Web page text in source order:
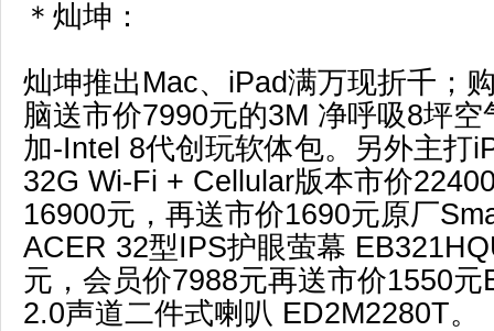
＊灿坤：
灿坤推出Mac、iPad满万现折千；
脑送市价7990元的3M 净呼吸8坪
加-Intel 8代创玩软体包。另外主打
32G Wi-Fi + Cellular版本市价
16900元，再送市价1690元原厂
ACER 32型IPS护眼萤幕
元，会员价7988元再送市价1550
2.0声道二件式喇叭 ED2M2280T。